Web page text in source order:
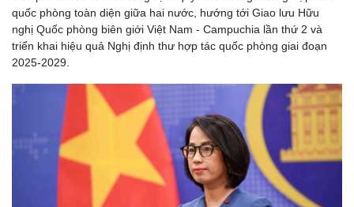
quốc phòng toàn diện giữa hai nước, hướng tới Giao lưu Hữu
nghị Quốc phòng biên giới Việt Nam - Campuchia lần thứ 2 và
triển khai hiệu quả Nghị định thư hợp tác quốc phòng giai đoạn
2025-2029.